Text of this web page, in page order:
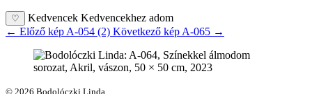
♡ Kedvencek Kedvencekhez adom
← Előző kép A-054 (2) Következő kép A-065 →
© 2026 Bodolóczki Linda